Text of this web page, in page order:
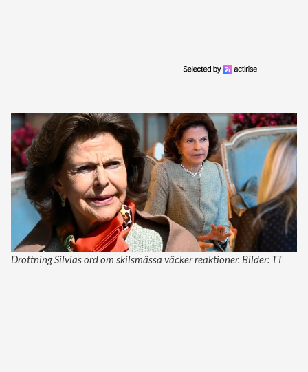
Drottning Silvias ord om skilsmässa väcker reaktioner. Bilder: TT